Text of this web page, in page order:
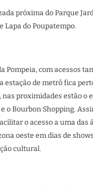
próxima do Parque
Lapa do Poupatempo.
Pompeia, com acessos
estação de metrô fica
nas proximidades estão o
o Bourbon Shopping.
o acesso a uma das
oeste em dias de
cultural.